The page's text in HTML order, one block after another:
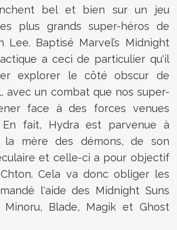
bel et bien sur un jeu
plus grands super-héros de
Lee. Baptisé Marvel’s Midnight
a ceci de particulier qu'il
explorer le côté obscur de
avec un combat que nos super-
face à des forces venues
En fait, Hydra est parvenue à
la mère des démons, de son
et celle-ci a pour objectif
Cela va donc obliger les
l'aide des Midnight Suns
Blade, Magik et Ghost